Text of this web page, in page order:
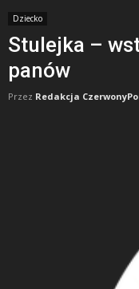
Dziecko
Stulejka –
panów
Przez Redakcja